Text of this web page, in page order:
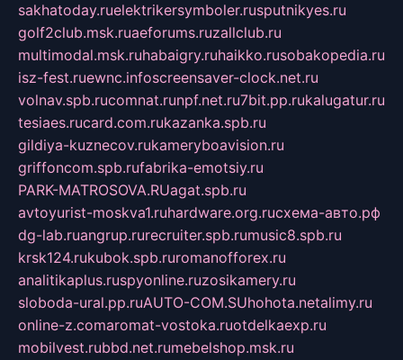
sakhatoday.ruelektrikersymboler.rusputnikyes.ru
golf2club.msk.ruaeforums.ruzallclub.ru
multimodal.msk.ruhabaigry.ruhaikko.rusobakopedia.ru
isz-fest.ruewnc.infoscreensaver-clock.net.ru
volnav.spb.rucomnat.runpf.net.ru7bit.pp.rukalugatur.ru
tesiaes.rucard.com.rukazanka.spb.ru
gildiya-kuznecov.rukameryboavision.ru
griffoncom.spb.rufabrika-emotsiy.ru
PARK-MATROSOVA.RUagat.spb.ru
avtoyurist-moskva1.ruhardware.org.ruсхема-авто.рф
dg-lab.ruangrup.rurecruiter.spb.rumusic8.spb.ru
krsk124.rukubok.spb.ruromanofforex.ru
analitikaplus.ruspyonline.ruzosikamery.ru
sloboda-ural.pp.ruAUTO-COM.SUhohota.netalimy.ru
online-z.comaromat-vostoka.ruotdelkaexp.ru
mobilvest.rubbd.net.rumebelshop.msk.ru